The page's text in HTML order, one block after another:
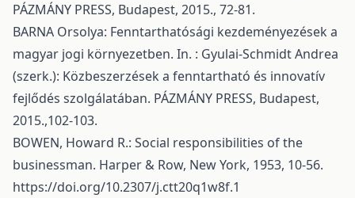
PÁZMÁNY PRESS, Budapest, 2015., 72-81.
BARNA Orsolya: Fenntarthatósági kezdeményezések a
magyar jogi környezetben. In. : Gyulai-Schmidt Andrea
(szerk.): Közbeszerzések a fenntartható és innovatív
fejlődés szolgálatában. PÁZMÁNY PRESS, Budapest,
2015.,102-103.
BOWEN, Howard R.: Social responsibilities of the
businessman. Harper & Row, New York, 1953, 10-56.
https://doi.org/10.2307/j.ctt20q1w8f.1